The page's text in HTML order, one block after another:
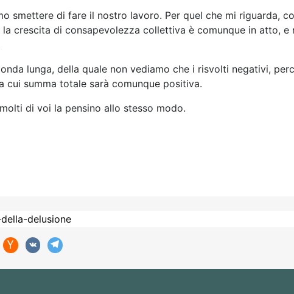
smettere di fare il nostro lavoro. Per quel che mi riguarda,
crescita di consapevolezza collettiva è comunque in atto,
lunga, della quale non vediamo che i risvolti negativi,
summa totale sarà comunque positiva.
di voi la pensino allo stesso modo.
DI LAVORO: LA VISIONE DI MAURO SCARDOVELLI